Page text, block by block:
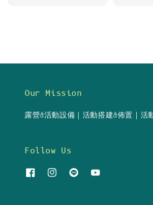
Our Mission
露營&活動設備｜活動搭建&佈置｜活
Follow Us